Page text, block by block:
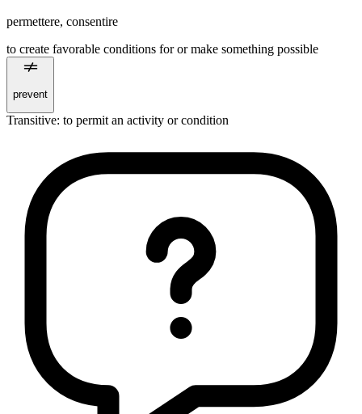
permettere, consentire
to create favorable conditions for or make something possible
prevent
Transitive: to permit an activity or condition